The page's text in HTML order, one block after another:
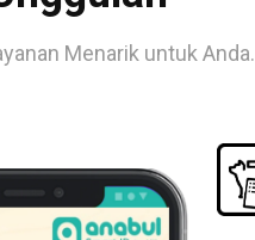
Menarik untuk Anda.